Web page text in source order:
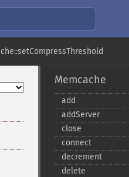
Memcache
add
addServer
close
connect
decrement
delete